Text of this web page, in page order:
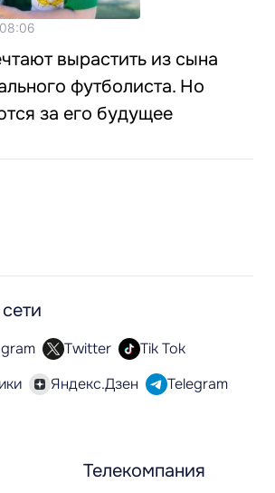
вырастить из сына
футболиста. Но
за его будущее
Телекомпания
Twitter
Tik Tok
Яндекс.Дзен
Telegram